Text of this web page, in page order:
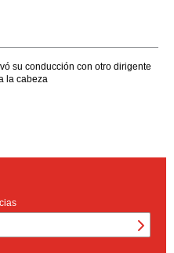
su conducción con otro dirigente
la cabeza